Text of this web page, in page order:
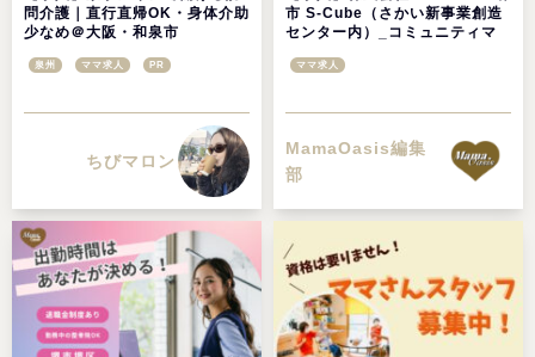
問介護｜直行直帰OK・身体介助
少なめ＠大阪・和泉市
泉州 ママ求人 PR
ちびマロン
市 S-Cube（さかい新事業創造
センター内）_コミュニティマ
ママ求人
MamaOasis編集
部